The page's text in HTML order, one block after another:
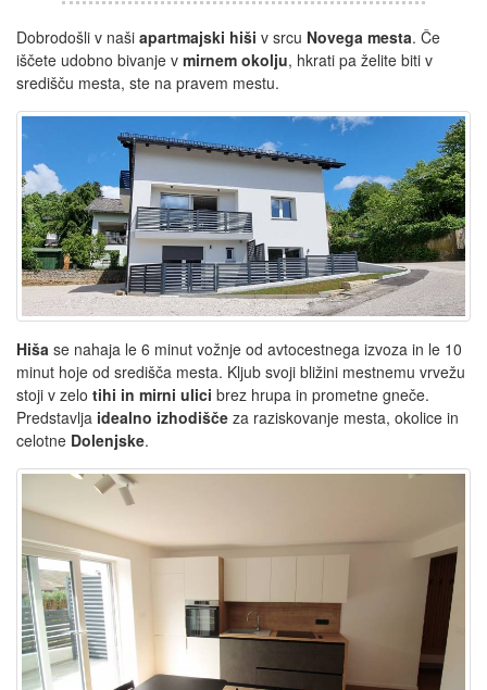
Dobrodošli v naši apartmajski hiši v srcu Novega mesta. Če
iščete udobno bivanje v mirnem okolju, hkrati pa želite biti v
središču mesta, ste na pravem mestu.
Hiša se nahaja le 6 minut vožnje od avtocestnega izvoza in le 10
minut hoje od središča mesta. Kljub svoji bližini mestnemu vrvežu
stoji v zelo tihi in mirni ulici brez hrupa in prometne gneče.
Predstavlja idealno izhodišče za raziskovanje mesta, okolice in
celotne Dolenjske.